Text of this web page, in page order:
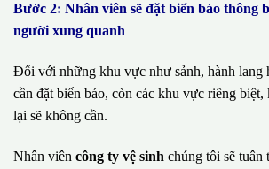
Bước 2: Nhân viên sẽ đặt biển báo thông
người xung quanh
Đối với những khu vực như sảnh, hành lang
cần đặt biển báo, còn các khu vực riêng
lại sẽ không cần.
Nhân viên công ty vệ sinh chúng tôi sẽ tuân